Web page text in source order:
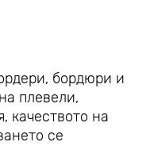
бордюри и
плевели,
качеството на
се